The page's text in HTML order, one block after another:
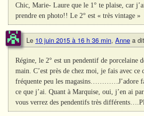
Chic, Marie- Laure que le 1° te plaise, car
prendre en photo!! Le 2° est « très vintage »
Le 10 juin 2015 à 16 h 36 min, Anne a
Régine, le 2° est un pendentif de porcelaine
main. C’est près de chez moi, je fais avec ce
fréquente peu les magasins…………J’adore
ce que j’ai. Quant à Marquise, oui, j’en ai
vous verrez des pendentifs très